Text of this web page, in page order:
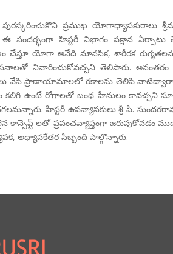
ప్రముఖ యోగాధ్యాపకురాలు
సందర్భంగా హిస్టరీ విభాగం పక్షాన
చేస్తూ యోగా అనేది మానసిక, శారీరక
నివారించుకోవచ్చని తెలిపారు.
వేసి ప్రాణాయామాలలో రకాలను తెలిపి వాటిద్వారా
ఉంటే రోగాలతో బంధ హీనులం కావచ్చని
హిస్టరీ ఉపన్యాసకులు శ్రీ పి.
కాన్సెప్ట్ లతో ప్రపంచవ్యాప్తంగా
అధ్యాపకేతర సిబ్బంది పాల్గొన్నారు.